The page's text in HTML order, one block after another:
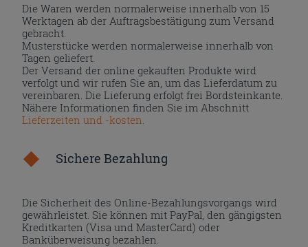
Die Waren werden normalerweise innerhalb von 15
Werktagen ab der Auftragsbestätigung zum Versand
gebracht.
Musterstücke werden normalerweise innerhalb von
Tagen geliefert.
Der Versand der online gekauften Produkte wird
verfolgt und wir rufen Sie an, um das Lieferdatum zu
vereinbaren. Die Lieferung erfolgt frei Bordsteinkante.
Nähere Informationen finden Sie im Abschnitt
Lieferzeiten und -kosten
Sichere Bezahlung
Die Sicherheit des Online-Bezahlungsvorgangs wird
gewährleistet. Sie können mit PayPal, den gängigsten
Kreditkarten (Visa und MasterCard) oder
Banküberweisung bezahlen.